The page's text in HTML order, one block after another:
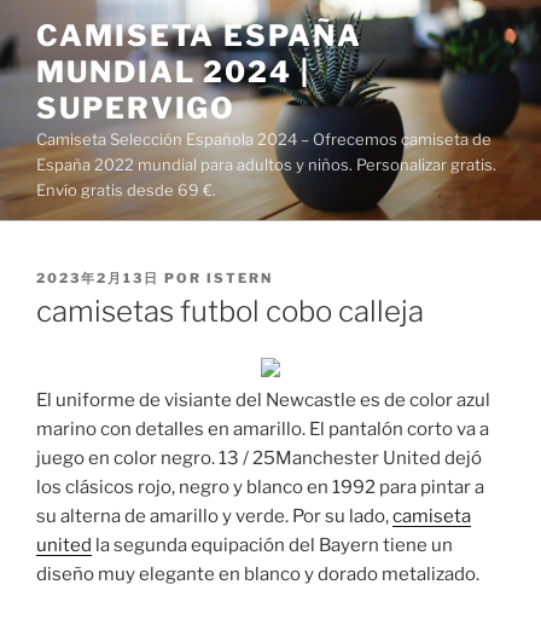
al
contenido
CAMISETA ESPAÑA
MUNDIAL 2024 |
SUPERVIGO
Camiseta Selección Española 2024 – Ofrecemos camiseta de
España 2022 mundial para adultos y niños. Personalizar gratis.
Envío gratis desde 69 €.
PUBLICADO
2023年2月13日 POR ISTERN
camisetas futbol cobo calleja
El uniforme de visiante del Newcastle es de color azul
marino con detalles en amarillo. El pantalón corto va a
juego en color negro. 13 / 25Manchester United dejó
los clásicos rojo, negro y blanco en 1992 para pintar a
su alterna de amarillo y verde. Por su lado,camiseta
united la segunda equipación del Bayern tiene un
diseño muy elegante en blanco y dorado metalizado.